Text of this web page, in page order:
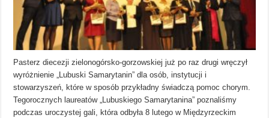
Pasterz diecezji zielonogórsko-gorzowskiej już po raz drugi wręczył
wyróżnienie „Lubuski Samarytanin” dla osób, instytucji i
stowarzyszeń, które w sposób przykładny świadczą pomoc chorym.
Tegorocznych laureatów „Lubuskiego Samarytanina” poznaliśmy
podczas uroczystej gali, która odbyła 8 lutego w Międzyrzeckim